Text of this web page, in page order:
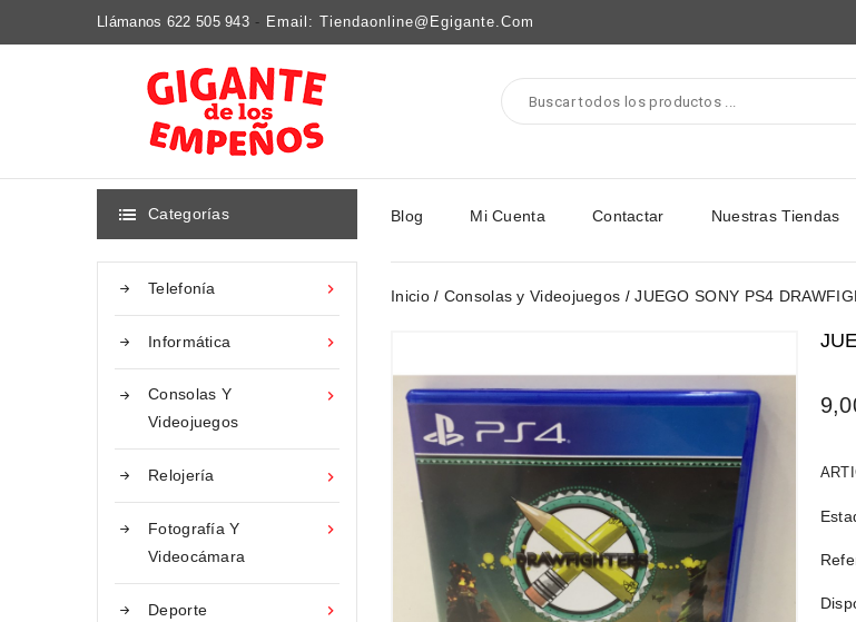
Llámanos 622 505 943 - Email: Tiendaonline@egigante.com
 Categorías

Telefonía

Informática

Consolas Y
Videojuegos

Relojería

Fotografía Y
Videocámara

Deporte
Blog Mi Cuenta Contactar Nuestras Tiendas
Inicio Consolas y Videojuegos JUEGO SONY PS4